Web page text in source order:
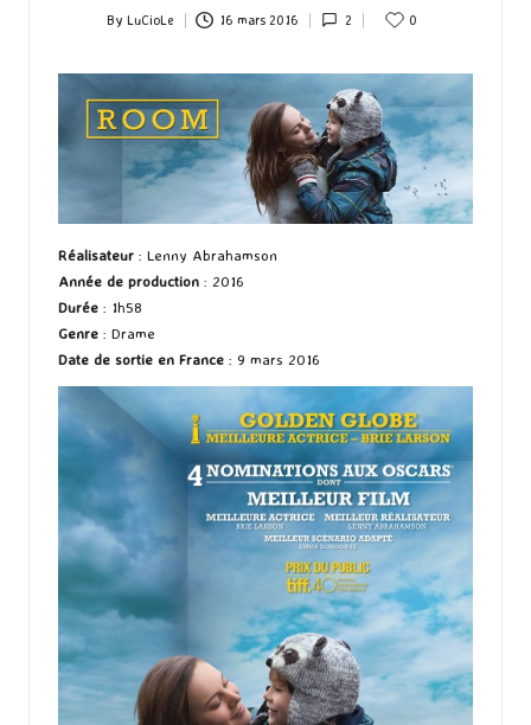
Posted
By LuCioLe 16 mars 2016 2 0
Réalisateur : Lenny Abrahamson
Année de production : 2016
Durée : 1h58
Genre : Drame
Date de sortie en France : 9 mars 2016